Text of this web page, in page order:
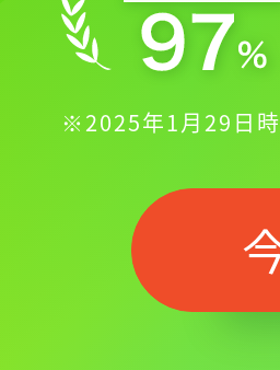
※2025年1月29日時